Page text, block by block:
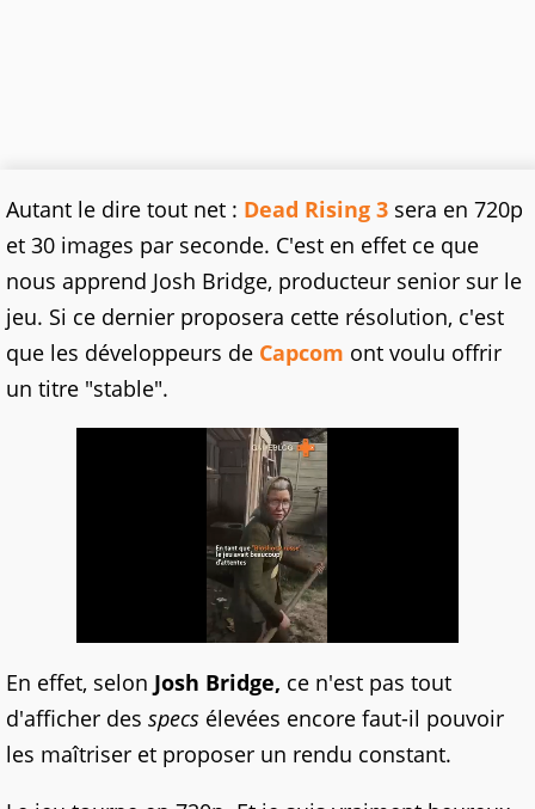
Autant le dire tout net : Dead Rising 3 sera en 720p
et 30 images par seconde. C'est en effet ce que
nous apprend Josh Bridge, producteur senior sur le
jeu. Si ce dernier proposera cette résolution, c'est
que les développeurs de Capcom ont voulu offrir
un titre "stable".
En effet, selon Josh Bridge, ce n'est pas tout
d'afficher des specs élevées encore faut-il pouvoir
les maîtriser et proposer un rendu constant.